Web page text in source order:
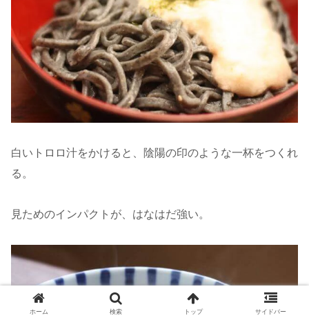
白いトロロ汁をかけると、陰陽の印のような一杯をつくれ
る。
見ためのインパクトが、はなはだ強い。
ホーム 検索 トップ サイドバー